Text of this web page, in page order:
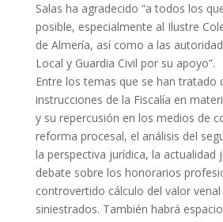
Salas ha agradecido “a todos los
posible, especialmente al Ilustre
de Almería, así como a las
Local y Guardia Civil por su apoyo”.
Entre los temas que se han tratado
instrucciones de la Fiscalía en
y su repercusión en los medios de
reforma procesal, el análisis del
la perspectiva jurídica, la actualidad
debate sobre los honorarios
controvertido cálculo del valor
siniestrados. También habrá